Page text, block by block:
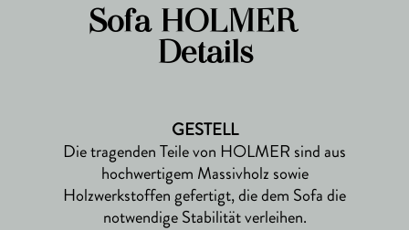
Sofa HOLMER –
Details
GESTELL
Die tragenden Teile von HOLMER sind aus
hochwertigem Massivholz sowie
Holzwerkstoffen gefertigt, die dem Sofa die
notwendige Stabilität verleihen.